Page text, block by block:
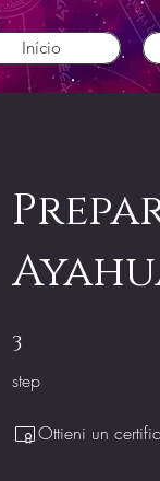
Início
3
step
3 step
Ottieni un